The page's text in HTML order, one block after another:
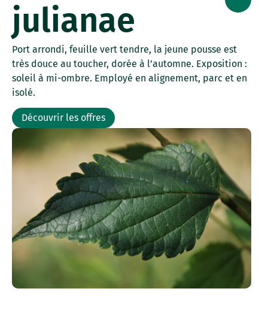
julianae
Port arrondi, feuille vert tendre, la jeune pousse est
très douce au toucher, dorée à l’automne. Exposition :
soleil à mi-ombre. Employé en alignement, parc et en
isolé.
Découvrir les offres